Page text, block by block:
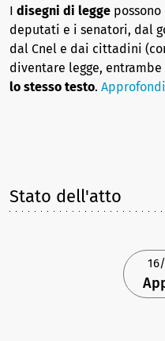
I disegni di legge
deputati e i senatori, dal
dal Cnel e dai cittadini
diventare legge, entrambe
lo stesso testo.
Stato dell'atto